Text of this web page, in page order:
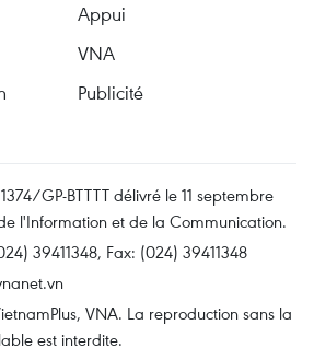
Appui
VNA
Publicité
GP-BTTTT délivré le 11 septembre
l'Information et de la Communication.
39411348, Fax: (024) 39411348
VNA. La reproduction sans la
est interdite.